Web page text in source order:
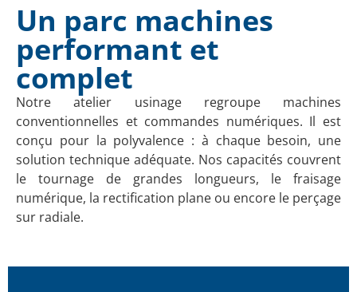
Un parc machines
performant et
complet
Notre atelier usinage regroupe machines
conventionnelles et commandes numériques. Il est
conçu pour la polyvalence : à chaque besoin, une
solution technique adéquate. Nos capacités couvrent
le tournage de grandes longueurs, le fraisage
numérique, la rectification plane ou encore le perçage
sur radiale.